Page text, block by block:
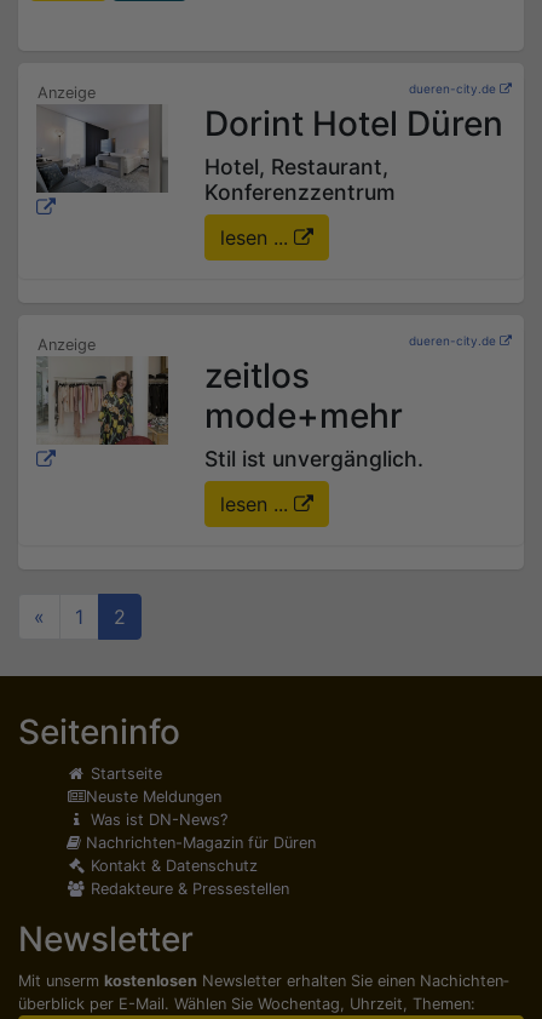
dueren-city.de
Dorint Hotel Düren
Hotel, Restaurant,
Konferenzzentrum
lesen ...
dueren-city.de
zeitlos
mode+mehr
Stil ist unvergänglich.
lesen ...
« 1 2
Seiteninfo
Startseite
Neuste Meldungen
Was ist DN-News?
Nachrichten-Magazin für Düren
Kontakt & Datenschutz
Redakteure & Pressestellen
Newsletter
Mit unserm kostenlosen Newsletter erhalten Sie einen Nachichten­
überblick per E-Mail. Wählen Sie Wochentag, Uhrzeit, Themen: